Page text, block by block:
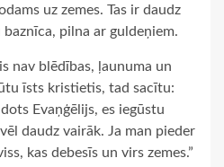
uz zemes. Tas ir daudz
pilna ar guldeņiem.
nav blēdības, ļaunuma un
īsts kristietis, tad sacītu:
Evaņģēlijs, es iegūstu
daudz vairāk. Ja man pieder
kas debesīs un virs zemes.”